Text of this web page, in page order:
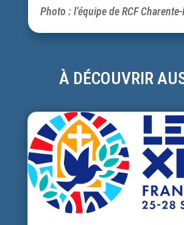
Photo : l’équipe de RCF
À DÉCOUVRIR